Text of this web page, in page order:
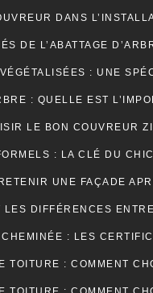
: LA CLÉ DU CHIC